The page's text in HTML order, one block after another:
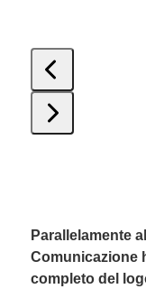
to
the
first
Parallelamente
Comunicazione
completo del